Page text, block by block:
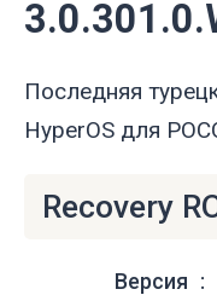
Последняя
HyperOS для
Recovery
Версия